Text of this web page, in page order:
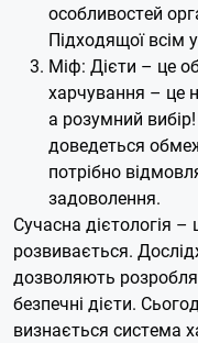
особливостей
Підходящої всім
Міф: Дієти – це
харчування – це
а розумний
доведеться
потрібно
задоволення.
Сучасна дієтологія –
розвивається.
дозволяють
безпечні дієти.
визнається система